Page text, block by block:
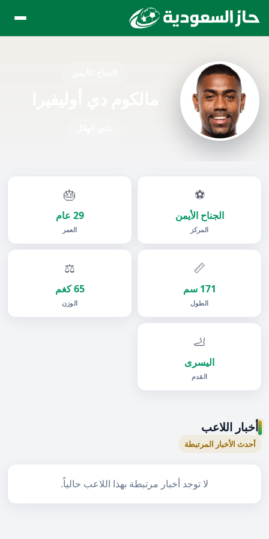
⚽
الجناح الأيمن
المركز
🎂
29 عام
العمر
📏
171 سم
الطول
⚖️
65 كغم
الوزن
🦶
اليسرى
القدم
أخبار اللاعب
أحدث الأخبار المرتبطة
لا توجد أخبار مرتبطة بهذا اللاعب حالياً.